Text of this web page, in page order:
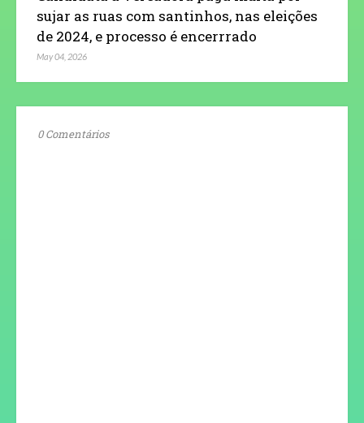
sujar as ruas com santinhos, nas eleições
de 2024, e processo é encerrrado
May 04, 2026
0 Comentários